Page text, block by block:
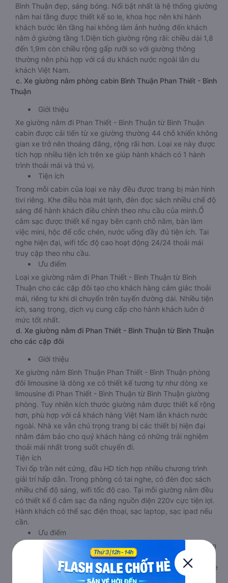
Bình Thuận đẹp, sáng bóng. Nổi bật nhất là hệ thống giường
nằm hai tầng được thiết kế so le, khoa học nên khi hành
khách bước lên tầng hai không làm ảnh hưởng đến khách
nằm ở giường tầng 1.Diện tích giường rộng rãi: chiều dài 1,8
đến 1,9m còn chiều rộng gấp rưỡi so với giường thông
thường nên phù hợp với cả du khách nước ngoài lẫn du
khách Việt Nam.
c. Xe giường nằm phòng cabin Bình Thuận Phan Thiết - Bình
Thuận
Giới thiệu
Xe giường nằm đi Phan Thiết - Bình Thuận từ Bình Thuận
cabin được cải tiến từ xe giường thường 44 chỗ khiến không
gian xe trở nên thoáng đãng, rộng rãi hơn. Loại xe này được
tích hợp nhiều tiện ích trên xe giúp hành khách có 1 hành
trình thoải mái và thú vị.
Tiện ích
Trong mỗi cabin của loại xe này đều được trang bị màn hình
tivi riêng. Khe điều hòa mát lạnh, đèn đọc sách nhiều chế độ
sáng để hành khách điều chỉnh theo nhu cầu của mình.Ổ
cắm sạc được thiết kế ngay bên cạnh chỗ nằm, bàn làm
việc mini, hộc để cốc chén, nước uống đầy đủ tiện ích. Tai
nghe hiện đại, wifi tốc độ cao hoạt động 24/24 thoải mái
truy cập theo nhu cầu.
Ưu điểm
Loại xe giường nằm đi Phan Thiết - Bình Thuận từ Bình
Thuận cho các cặp đôi tạo cho khách hàng cảm giác thoải
mái, riêng tư khi di chuyển trên tuyến đường dài. Nhiều tiện
ích, sang trọng, dịch vụ cung cấp cho hành khách luôn ở
mức tốt nhất.
d. Xe giường nằm đi Phan Thiết - Bình Thuận từ Bình Thuận
cho các cặp đôi
Giới thiệu
Xe giường nằm Bình Thuận Phan Thiết - Bình Thuận phòng
đôi limousine là dòng xe có thiết kế tương tự như dòng xe
limousine đi Phan Thiết - Bình Thuận từ Bình Thuận giường
phòng. Tuy nhiên kích thước giường nằm được thiết kế rộng
hơn, phù hợp với cả khách hàng Việt Nam lẫn khách nước
ngoài. Nhà xe vẫn chú trọng trang bị các thiết bị hiện đại
nhằm đảm bảo cho quý khách hàng có những trải nghiệm
thoải mái nhất trong suốt chuyến đi.
Tiện ích
Tivi ốp trần nét cứng, đầu HD tích hợp nhiều chương trình
giải trí hấp dẫn. Trong phòng có tai nghe, có đèn đọc sách
nhiều chế độ sáng, wifi tốc độ cao. Tại mỗi giường nằm đều
có thiết kế ổ cắm sạc đa năng nguồn điện 220v cực tiện lợi.
Hành khách có thể sạc điện thoại, sạc laptop, sạc ipad nếu
cần.
Ưu điểm
Xe giường nằm đôi đi Phan Thiết - Bình Thuận từ Bình Thuận
này phù hợp cho các cặp đôi hoặc gia đình có bé nhỏ vì
diện tích phòng rộng, riêng tư. Một điểm cộng lớn cho loại xe
này là không bắt khách dọc đường, tránh được tình trạng bị